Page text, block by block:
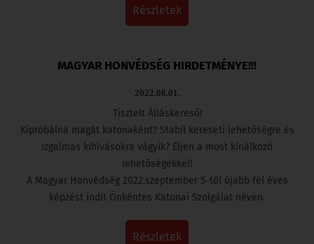
részletek
MAGYAR HONVÉDSÉG HIRDETMÉNYE!!!
2022.08.01.
Tisztelt Álláskereső!
Kipróbálná magát katonaként? Stabil kereseti lehetőségre és
izgalmas kihívásokra vágyik? Éljen a most kínálkozó
lehetőségekkel!
A Magyar Honvédség 2022.szeptember 5-től újabb fél éves
képzést indít Önkéntes Katonai Szolgálat néven.
részletek